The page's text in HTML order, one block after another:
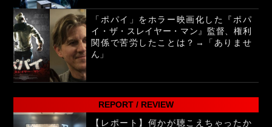
「ポパイ」をホラー映画化した『ポパ
イ・ザ・スレイヤー・マン』監督、権利
関係で苦労したことは？→「ありませ
ん」
REPORT / REVIEW
【レポート】何かが聴こえちゃったか